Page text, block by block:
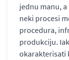
jednu manu,
neki procesi
procedura,
produkciju.
okarakterisati